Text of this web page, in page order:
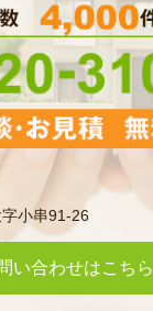
小串91-26
い合わせはこちら